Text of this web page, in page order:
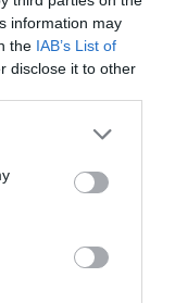
information may
the IAB’s List of
disclose it to other